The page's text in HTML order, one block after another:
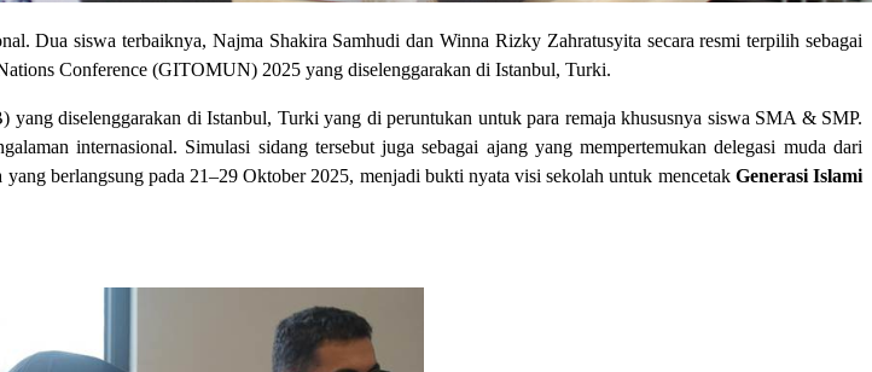
Dua siswa terbaiknya, Najma Shakira Samhudi dan Winna Rizky Zahratusyita secara resmi terpilih sebagai
Conference (GITOMUN) 2025 yang diselenggarakan di Istanbul, Turki.
yang diselenggarakan di Istanbul, Turki yang di peruntukan untuk para remaja khususnya siswa SMA & SMP.
internasional. Simulasi sidang tersebut juga sebagai ajang yang mempertemukan delegasi muda dari
berlangsung pada 21–29 Oktober 2025, menjadi bukti nyata visi sekolah untuk mencetak Generasi Islami